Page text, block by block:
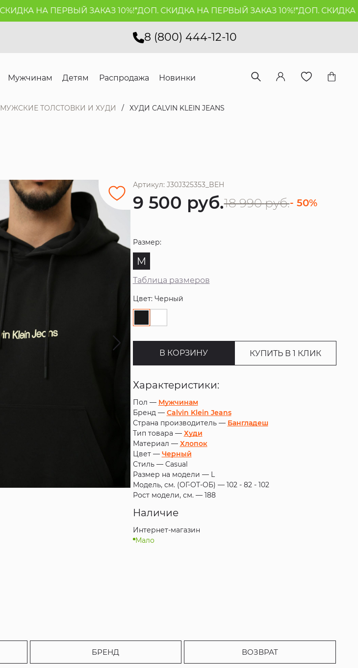
НА ПЕРВЫЙ ЗАКАЗ 10%!*ДОП. СКИДКА НА ПЕРВЫЙ ЗАКАЗ 10%!*ДОП. СКИДКА НА
8 (800) 444-12-10
Мужчинам Детям Распродажа Новинки
МУЖСКИЕ ТОЛСТОВКИ И ХУДИ ХУДИ CALVIN KLEIN JEANS
Артикул: J30J325353_BEH
9 500 руб.18 990 руб.- 50%
Размер:
M
Таблица размеров
Цвет: Черный
В КОРЗИНУ КУПИТЬ В 1 КЛИК
Характеристики:
Пол — Мужчинам
Бренд — Calvin Klein Jeans
Страна производитель — Бангладеш
Тип товара — Худи
Материал — Хлопок
Цвет — Черный
Стиль — Casual
Размер на модели — L
Модель, см. (ОГ-ОТ-ОБ) — 102 - 82 - 102
Рост модели, см. — 188
Наличие
Интернет-магазин
Мало
БРЕНД ВОЗВРАТ